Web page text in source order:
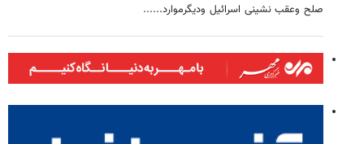
صلح وعقب نشینی اسرائیل ودیگرموارد......